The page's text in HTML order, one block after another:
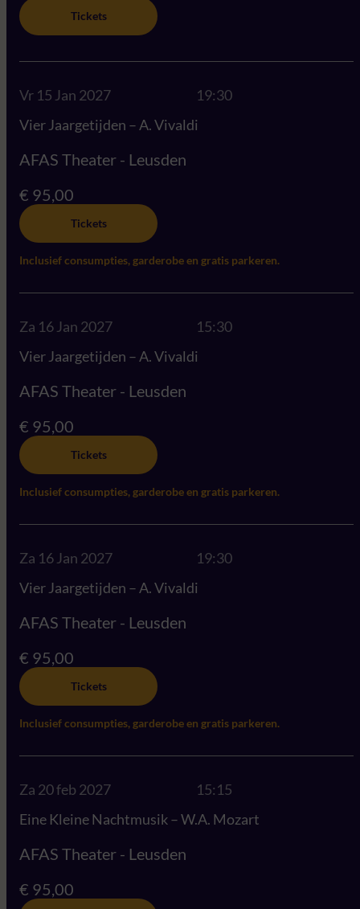
Tickets
Vr 15 Jan 2027
19:30
Vier Jaargetijden – A. Vivaldi
AFAS Theater - Leusden
€ 95,00
Tickets
Inclusief consumpties, garderobe en gratis parkeren.
Za 16 Jan 2027
15:30
Vier Jaargetijden – A. Vivaldi
AFAS Theater - Leusden
€ 95,00
Tickets
Inclusief consumpties, garderobe en gratis parkeren.
Za 16 Jan 2027
19:30
Vier Jaargetijden – A. Vivaldi
AFAS Theater - Leusden
€ 95,00
Tickets
Inclusief consumpties, garderobe en gratis parkeren.
Za 20 feb 2027
15:15
Eine Kleine Nachtmusik – W.A. Mozart
AFAS Theater - Leusden
€ 95,00